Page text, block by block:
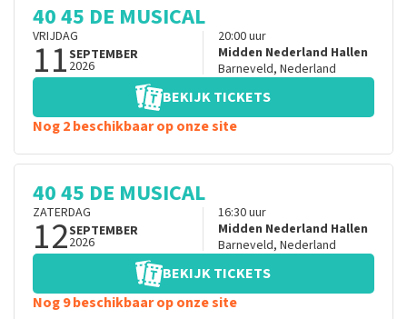
40 45 DE MUSICAL
VRIJDAG
11SEPTEMBER
2026
20:00uur
Midden Nederland Hallen
Barneveld, Nederland
BEKIJK TICKETS
Nog 2 beschikbaar op onze site
40 45 DE MUSICAL
ZATERDAG
12SEPTEMBER
2026
16:30uur
Midden Nederland Hallen
Barneveld, Nederland
BEKIJK TICKETS
Nog 9 beschikbaar op onze site